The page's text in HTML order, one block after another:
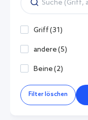
Griff(31)
andere(5)
Beine(2)
Filter löschen